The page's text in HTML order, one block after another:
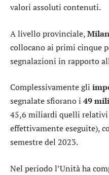
valori assoluti contenuti.
A livello provinciale,
collocano ai primi cinque
segnalazioni in rapporto
Complessivamente gli
segnalate sfiorano i 49
45,6 miliardi quelli
effettivamente eseguite),
semestre del 2023.
Nel periodo l’Unità ha